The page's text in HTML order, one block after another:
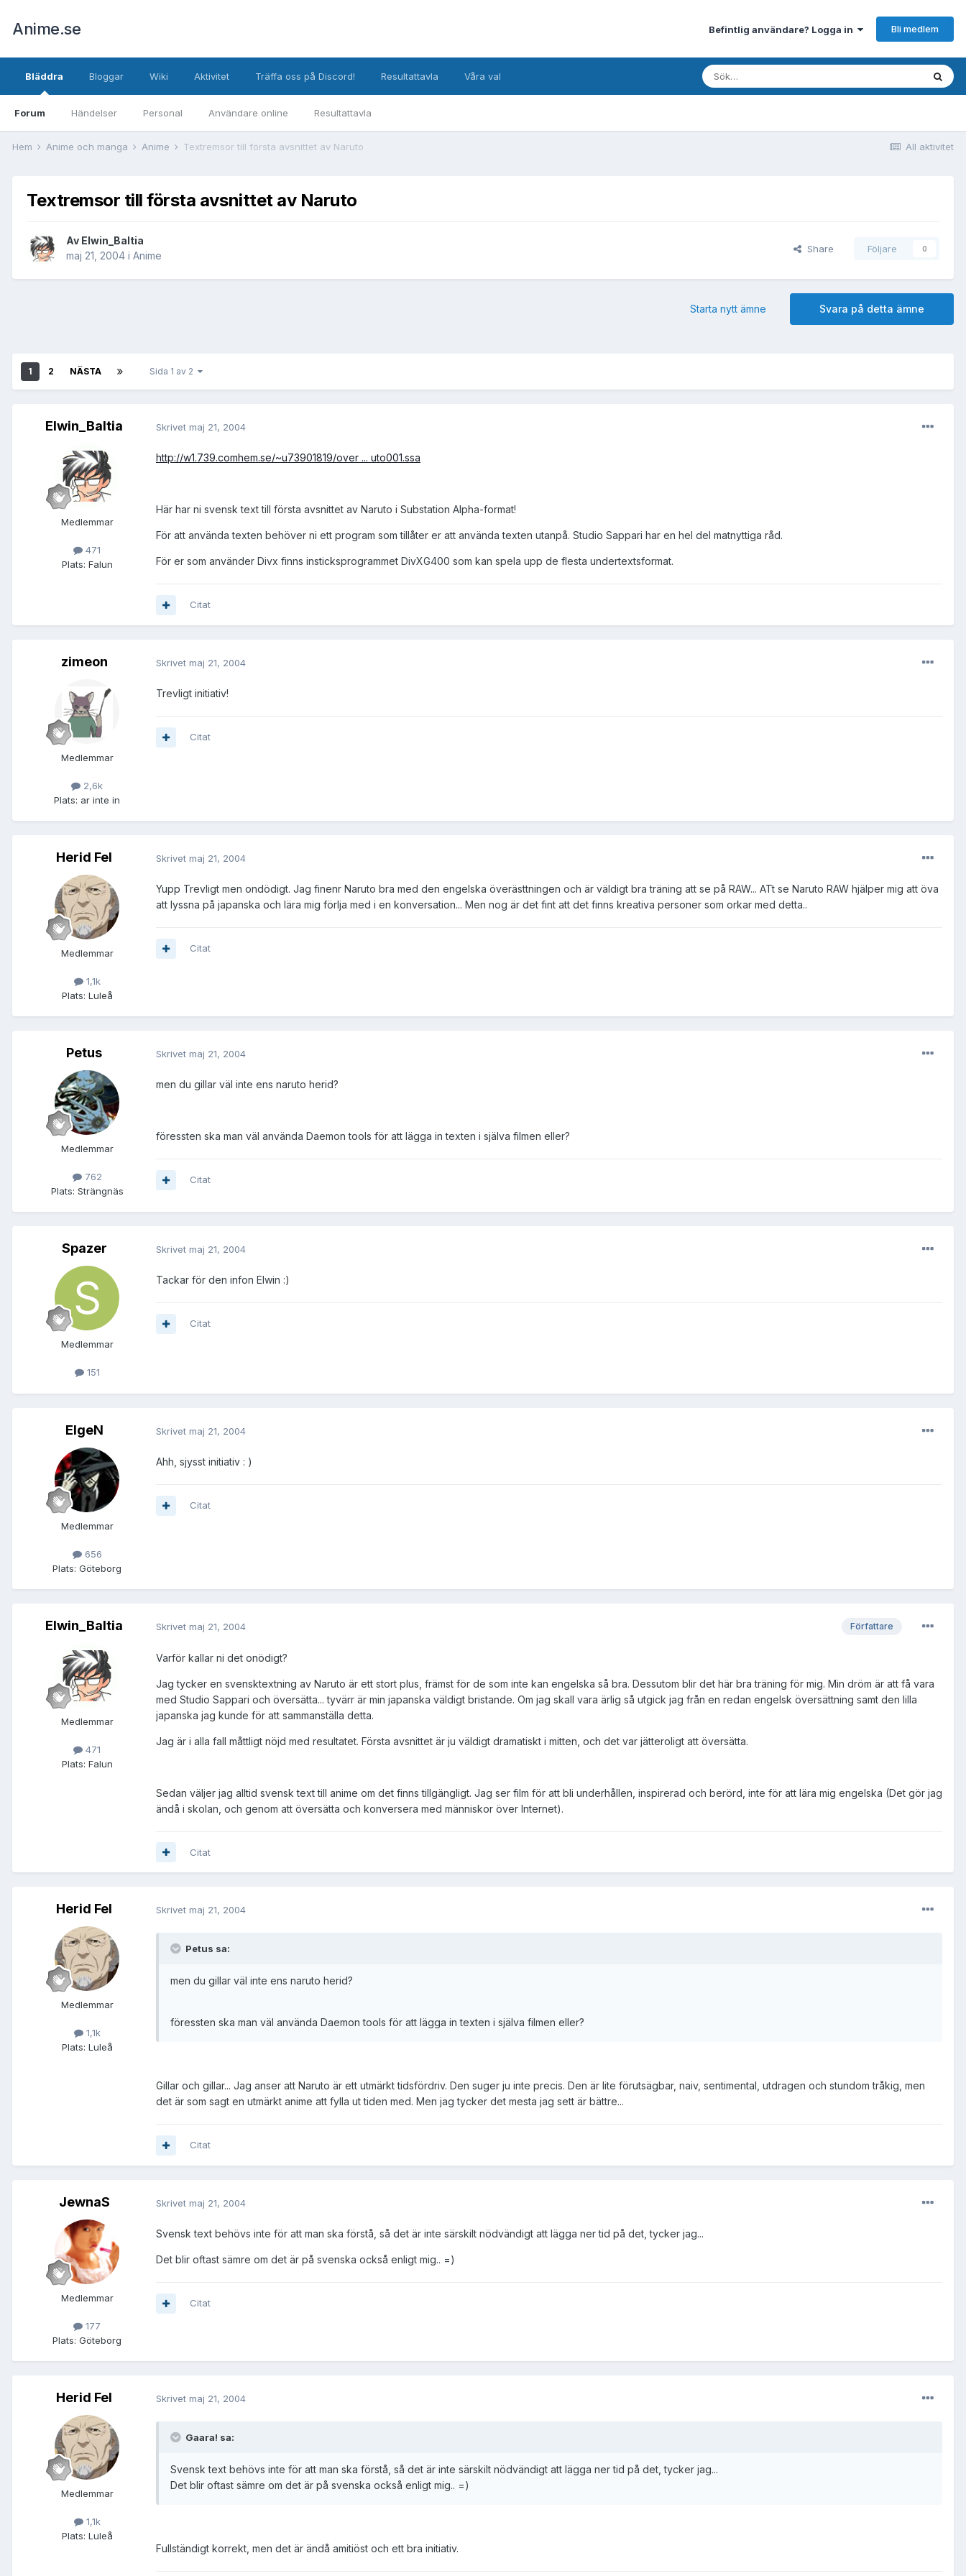
Anime.se Befintlig användare? Logga in Bli medlem
Bläddra
Forum Händelser Personal Användare online Resultattavla
Bloggar Wiki Aktivitet Träffa oss på Discord! Resultattavla Våra val
All aktivitet
Hem Anime och manga Anime Textremsor till första avsnittet av Naruto
Textremsor till första avsnittet av Naruto
Av Elwin_Baltia
maj 21, 2004 i Anime
Share Följare 0
Svara på detta ämne
Starta nytt ämne
1 2 NÄSTA Sida 1 av 2
Elwin_Baltia
Medlemmar
471
Plats: Falun
Skrivet maj 21, 2004
http://w1.739.comhem.se/~u73901819/over ... uto001.ssa
Här har ni svensk text till första avsnittet av Naruto i Substation Alpha-format!
För att använda texten behöver ni ett program som tillåter er att använda texten utanpå. Studio Sappari har en hel del matnyttiga råd.
För er som använder Divx finns insticksprogrammet DivXG400 som kan spela upp de flesta undertextsformat.
Citat
zimeon
Medlemmar
2,6k
Plats: ar inte in
Skrivet maj 21, 2004
Trevligt initiativ!
Citat
Herid Fel
Medlemmar
1,1k
Plats: Luleå
Skrivet maj 21, 2004
Yupp Trevligt men ondödigt. Jag finenr Naruto bra med den engelska överästtningen och är väldigt bra träning att se på RAW... ATt se Naruto RAW hjälper mig att öva
att lyssna på japanska och lära mig förlja med i en konversation... Men nog är det fint att det finns kreativa personer som orkar med detta..
Citat
Petus
Medlemmar
762
Plats: Strängnäs
Skrivet maj 21, 2004
men du gillar väl inte ens naruto herid?
föressten ska man väl använda Daemon tools för att lägga in texten i själva filmen eller?
Citat
Spazer
Medlemmar
151
Skrivet maj 21, 2004
Tackar för den infon Elwin :)
Citat
ElgeN
Medlemmar
656
Plats: Göteborg
Skrivet maj 21, 2004
Ahh, sjysst initiativ : )
Citat
Elwin_Baltia
Medlemmar
471
Plats: Falun
Författare
Skrivet maj 21, 2004
Varför kallar ni det onödigt?
Jag tycker en svensktextning av Naruto är ett stort plus, främst för de som inte kan engelska så bra. Dessutom blir det här bra träning för mig. Min dröm är att få vara
med Studio Sappari och översätta... tyvärr är min japanska väldigt bristande. Om jag skall vara ärlig så utgick jag från en redan engelsk översättning samt den lilla
japanska jag kunde för att sammanställa detta.
Jag är i alla fall måttligt nöjd med resultatet. Första avsnittet är ju väldigt dramatiskt i mitten, och det var jätteroligt att översätta.
Sedan väljer jag alltid svensk text till anime om det finns tillgängligt. Jag ser film för att bli underhållen, inspirerad och berörd, inte för att lära mig engelska (Det gör jag
ändå i skolan, och genom att översätta och konversera med människor över Internet).
Citat
Herid Fel
Medlemmar
1,1k
Plats: Luleå
Skrivet maj 21, 2004
Petus sa:
men du gillar väl inte ens naruto herid?
föressten ska man väl använda Daemon tools för att lägga in texten i själva filmen eller?
Gillar och gillar... Jag anser att Naruto är ett utmärkt tidsfördriv. Den suger ju inte precis. Den är lite förutsägbar, naiv, sentimental, utdragen och stundom tråkig, men
det är som sagt en utmärkt anime att fylla ut tiden med. Men jag tycker det mesta jag sett är bättre...
Citat
JewnaS
Medlemmar
177
Plats: Göteborg
Skrivet maj 21, 2004
Svensk text behövs inte för att man ska förstå, så det är inte särskilt nödvändigt att lägga ner tid på det, tycker jag...
Det blir oftast sämre om det är på svenska också enligt mig.. =)
Citat
Herid Fel
Medlemmar
1,1k
Plats: Luleå
Skrivet maj 21, 2004
Gaara! sa:
Svensk text behövs inte för att man ska förstå, så det är inte särskilt nödvändigt att lägga ner tid på det, tycker jag...
Det blir oftast sämre om det är på svenska också enligt mig.. =)
Fullständigt korrekt, men det är ändå amitiöst och ett bra initiativ.